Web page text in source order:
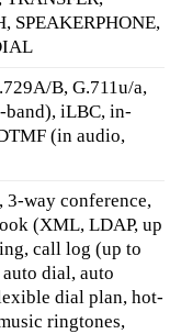
SPEAKERPHONE,
B, G.711u/a,
band), iLBC, in-
(in audio,
3-way conference,
(XML, LDAP, up
call log (up to
dial, auto
dial plan, hot-
ringtones,